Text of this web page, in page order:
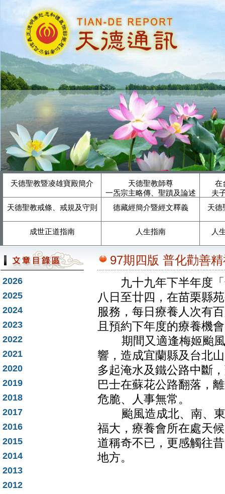
天德聖教暨凌雄寶殿簡介
天德聖教師尊
一炁宗主略傳、聖蹟及論述
在
夫
天德聖教戒條、戒規及守則
德藏經簡介暨經文釋義 天德
成世正道指南 人生指南 人
2026
2025
2024
2023
2022
2021
2020
2019
2018
2017
2016
2015
2014
2013
2012
97期四版 普化勸善
九十九年下半年度「
八日至廿四，在苗栗縣
服務，每日療養人次有
且預約下年度的療養機
期間又適逢梅姬颱風
響，造成宜蘭縣及台北
多起淹水及鐵公路中斷
巴士在蘇花公路翻落，
危脆、人事無常。
颱風造成北、南、東
福大，療養會所在處天
道稱奇不已，更感觸往
地方。